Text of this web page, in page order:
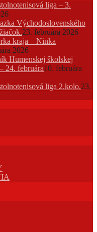
liga – 3.
Východoslovenského
23. februára 2026
kraja – Ninka
2026
Humenskej školskej
24. februára10. februára
liga 2.kolo.23.